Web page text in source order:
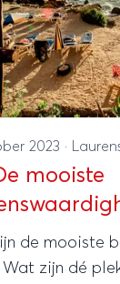
2023 ·
mooiste
de mooiste
Wat zijn dé